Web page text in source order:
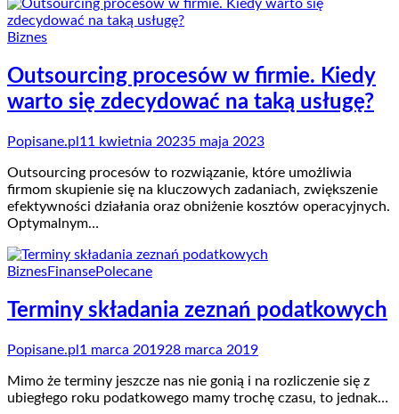
Biznes
Outsourcing procesów w firmie. Kiedy
warto się zdecydować na taką usługę?
Popisane.pl 11 kwietnia 20235 maja 2023
Outsourcing procesów to rozwiązanie, które umożliwia
firmom skupienie się na kluczowych zadaniach, zwiększenie
efektywności działania oraz obniżenie kosztów operacyjnych.
Optymalnym…
BiznesFinansePolecane
Terminy składania zeznań podatkowych
Popisane.pl 1 marca 201928 marca 2019
Mimo że terminy jeszcze nas nie gonią i na rozliczenie się z
ubiegłego roku podatkowego mamy trochę czasu, to jednak…